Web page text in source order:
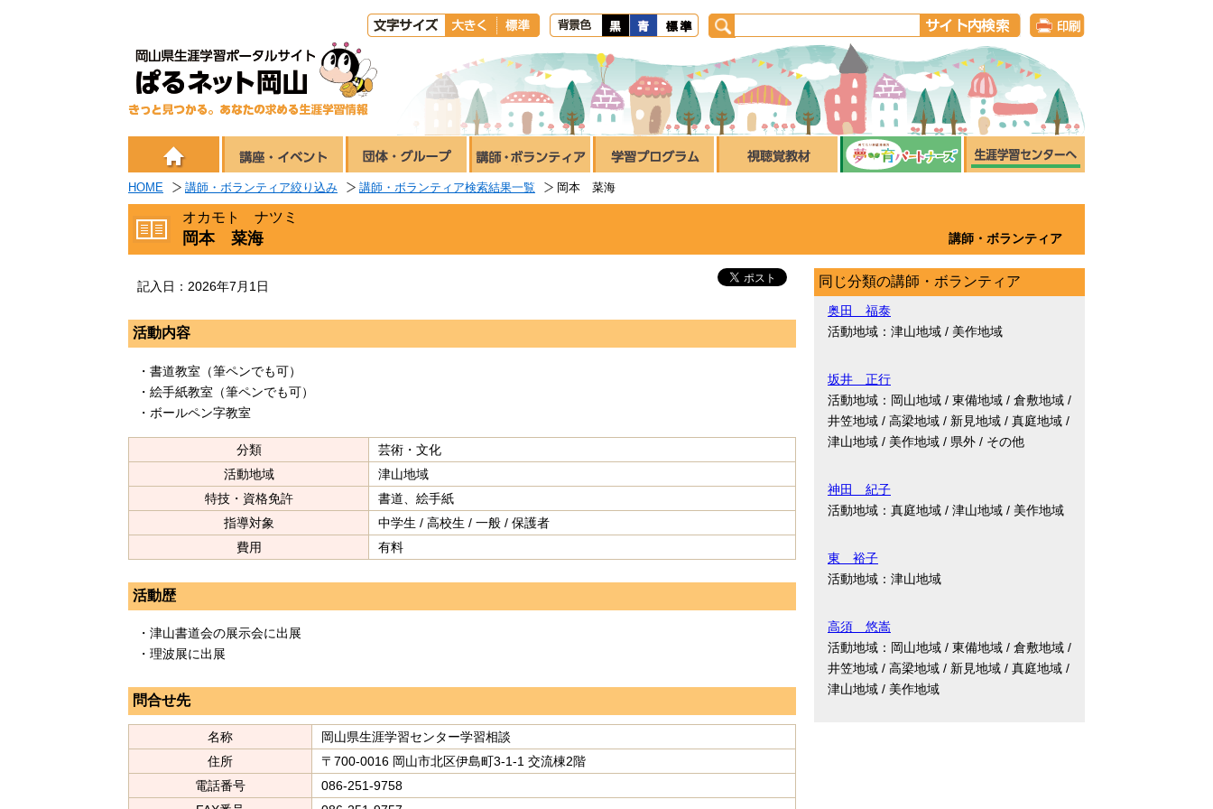
HOME 講師・ボランティア絞り込み 講師・ボランティア検索結果一覧 岡本 菜海
オカモト ナツミ
岡本 菜海 講師・ボランティア
記入日：2026年7月1日
活動内容
・書道教室（筆ペンでも可）
・絵手紙教室（筆ペンでも可）
・ボールペン字教室
分類
芸術・文化
活動地域
津山地域
特技・資格免許
書道、絵手紙
指導対象
中学生 / 高校生 / 一般 / 保護者
費用
有料
活動歴
・津山書道会の展示会に出展
・理波展に出展
問合せ先
名称
岡山県生涯学習センター学習相談
住所
〒700-0016 岡山市北区伊島町3-1-1 交流棟2階
電話番号
086-251-9758
同じ分類の講師・ボランティア
奥田 福泰
活動地域：津山地域 / 美作地域
坂井 正行
活動地域：岡山地域 / 東備地域 / 倉敷地域 /
井笠地域 / 高梁地域 / 新見地域 / 真庭地域 /
津山地域 / 美作地域 / 県外 / その他
神田 紀子
活動地域：真庭地域 / 津山地域 / 美作地域
東 裕子
活動地域：津山地域
高須 悠嵩
活動地域：岡山地域 / 東備地域 / 倉敷地域 /
井笠地域 / 高梁地域 / 新見地域 / 真庭地域 /
津山地域 / 美作地域